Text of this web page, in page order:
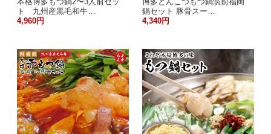
ト 九州産黒毛和牛…
4,960円
鍋セット 豚骨スー…
4,340円